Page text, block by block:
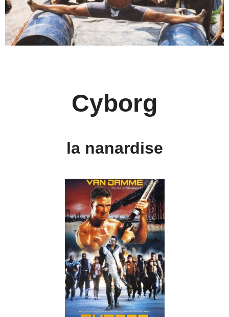
Cyborg
la nanardise